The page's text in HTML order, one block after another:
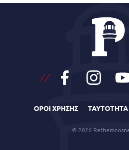
ΟΡΟΙ ΧΡΗΣΗΣ ΤΑΥΤΟΤΗΤΑ
© 2026